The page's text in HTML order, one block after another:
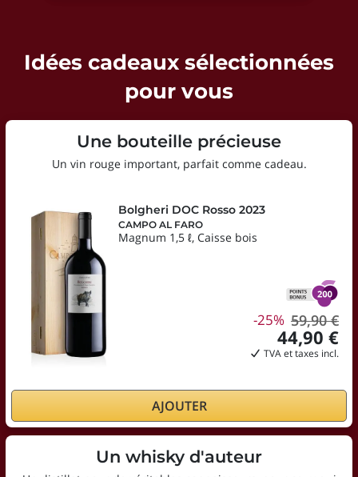
Idées cadeaux sélectionnées
pour vous
Une bouteille précieuse
Un vin rouge important, parfait comme cadeau.
Bolgheri DOC Rosso 2023
CAMPO AL FARO
Magnum 1,5 ℓ, Caisse bois
-25% 59,90 €
44,90 €
TVA et taxes incl.
AJOUTER
Un whisky d'auteur